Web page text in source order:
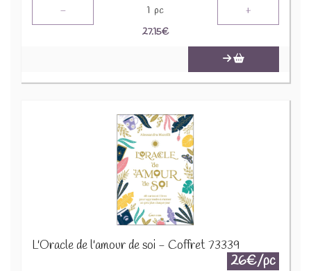
- 1 pc +
27.15€
L'Oracle de l'amour de soi - Coffret 73339
26€/pc